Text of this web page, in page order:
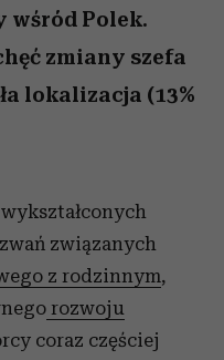
wśród Polek.
zmiany szefa
lokalizacja (13%
związanych
z rodzinnym,
rozwoju
coraz częściej